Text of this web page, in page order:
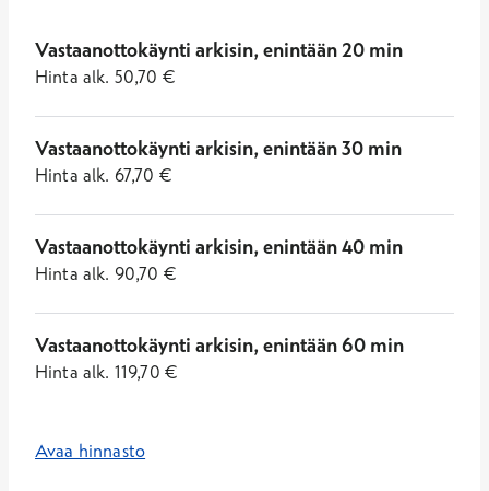
Vastaanottokäynti arkisin, enintään 20 min
Hinta alk. 50,70 €
Vastaanottokäynti arkisin, enintään 30 min
Hinta alk. 67,70 €
Vastaanottokäynti arkisin, enintään 40 min
Hinta alk. 90,70 €
Vastaanottokäynti arkisin, enintään 60 min
Hinta alk. 119,70 €
Avaa hinnasto